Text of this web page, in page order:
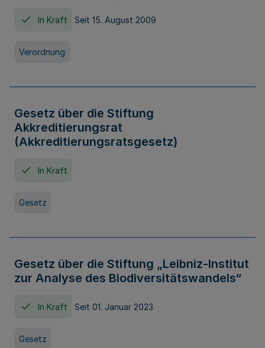
In Kraft Seit 15. August 2009
Verordnung
Gesetz über die Stiftung
Akkreditierungsrat
(Akkreditierungsratsgesetz)
In Kraft
Gesetz
Gesetz über die Stiftung „Leibniz-Institut
zur Analyse des Biodiversitätswandels“
In Kraft Seit 01. Januar 2023
Gesetz